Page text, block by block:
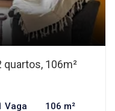
quartos, 106m²
Vaga 106 m²